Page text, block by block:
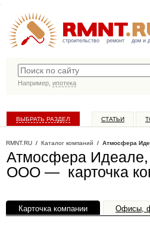
строительство ремонт дом и
Например, ипотека
ВЫБРАТЬ РАЗДЕЛ СТАТЬИ
RMNT.RU / Каталог компаний / Атмосфера
Атмосфера Идеале,
ООО — карточка
Карточка компании Офисы,